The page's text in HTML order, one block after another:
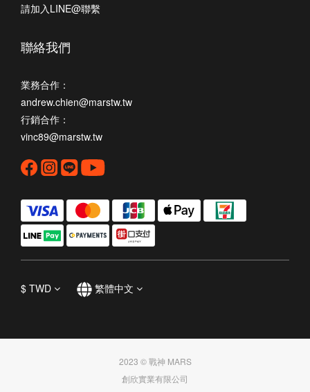
請加入LINE@聯繫
聯絡我們
業務合作：
andrew.chien@marstw.tw
行銷合作：
vinc89@marstw.tw
$ TWD 繁體中文
2023 © 戰神 MARS
創欣實業有限公司